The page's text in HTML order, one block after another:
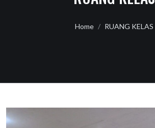
Home RUANG KELAS